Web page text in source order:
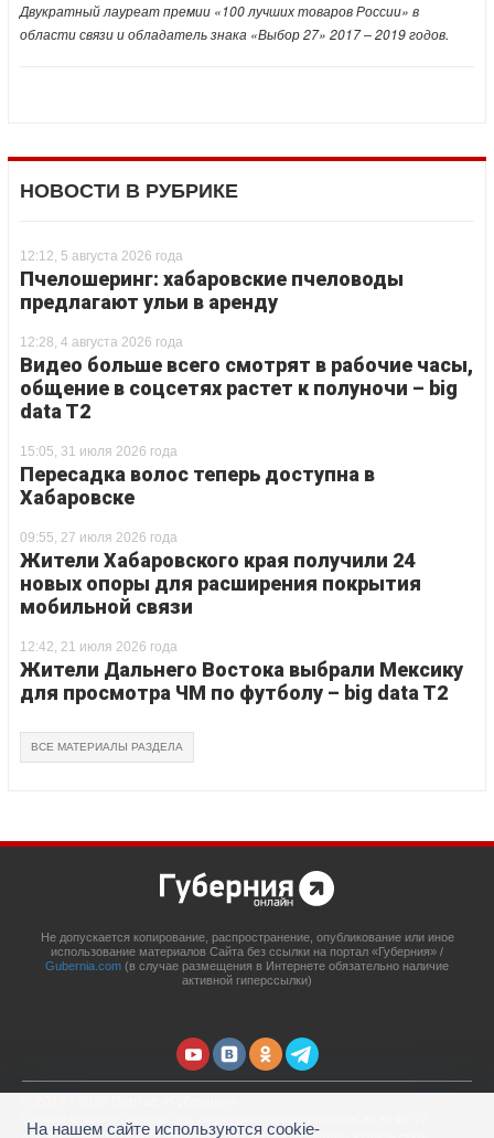
Двукратный лауреат премии «100 лучших товаров России» в
области связи и обладатель знака «Выбор 27» 2017 – 2019 годов.
НОВОСТИ В РУБРИКЕ
12:12, 5 августа 2026 года
Пчелошеринг: хабаровские пчеловоды
предлагают ульи в аренду
12:28, 4 августа 2026 года
Видео больше всего смотрят в рабочие часы,
общение в соцсетях растет к полуночи – big
data T2
15:05, 31 июля 2026 года
Пересадка волос теперь доступна в
Хабаровске
09:55, 27 июля 2026 года
Жители Хабаровского края получили 24
новых опоры для расширения покрытия
мобильной связи
12:42, 21 июля 2026 года
Жители Дальнего Востока выбрали Мексику
для просмотра ЧМ по футболу – big data T2
ВСЕ МАТЕРИАЛЫ РАЗДЕЛА
Не допускается копирование, распространение, опубликование или иное
использование материалов Сайта без ссылки на портал «Губерния» /
Gubernia.com (в случае размещения в Интернете обязательно наличие
активной гиперссылки)
На нашем сайте используются cookie-